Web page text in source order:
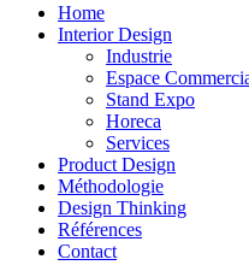
Home
Interior Design
Industrie
Espace
Stand Expo
Horeca
Services
Product Design
Méthodologie
Design Thinking
Références
Contact